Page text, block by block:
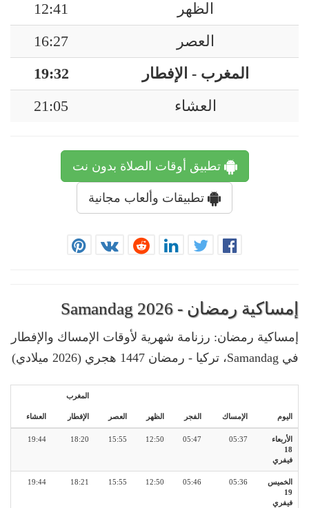
الظهر
12:41
العصر
16:27
المغرب - الإفطار
19:32
العشاء
21:05
تطبيق أوقات الصلاة بدون نت
تطبيقات وألعاب مجانية
إمساكية رمضان - Samandag 2026
إمساكية رمضان: رزنامة شهرية لأوقات الإمساك والإفطار
في Samandag، تركيا - رمضان 1447 هجري (2026 ميلادي)
اليوم الإمساك الفجر الظهر العصر
المغرب
الإفطار العشاء
الأربعاء
18
فيفري
05:37
05:47
12:50
15:55
18:20
19:44
الخميس
19
فيفري
05:36
05:46
12:50
15:55
18:21
19:44